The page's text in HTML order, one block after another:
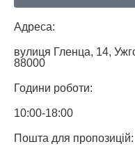
Адреса:
вулиця Гленца, 14,
88000
Години роботи:
10:00-18:00
Пошта для пропозицій: